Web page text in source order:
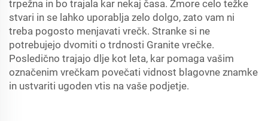
trpežna in bo trajala kar nekaj časa. Zmore celo težke
stvari in se lahko uporablja zelo dolgo, zato vam ni
treba pogosto menjavati vrečk. Stranke si ne
potrebujejo dvomiti o trdnosti Granite vrečke.
Posledično trajajo dlje kot leta, kar pomaga vašim
označenim vrečkam povečati vidnost blagovne znamke
in ustvariti ugoden vtis na vaše podjetje.